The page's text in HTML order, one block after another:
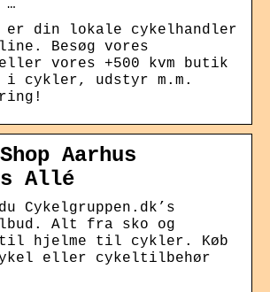
er din lokale cykelhandler
Besøg vores
eller vores +500 kvm butik
cykler, udstyr m.m.
Aarhus
Allé
Cykelgruppen.dk’s
Alt fra sko og
til hjelme til cykler. Køb
eller cykeltilbehør